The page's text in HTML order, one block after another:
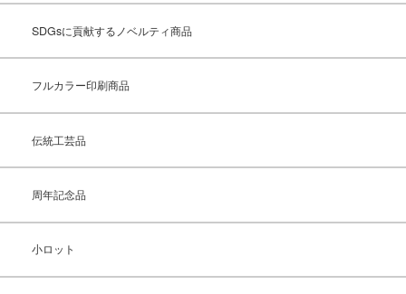
SDGsに貢献するノベルティ商品
フルカラー印刷商品
伝統工芸品
周年記念品
小ロット